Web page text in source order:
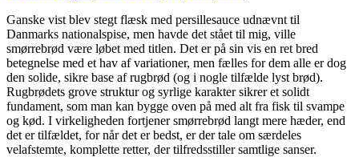
Ganske vist blev stegt flæsk med persillesauce udnævnt til
Danmarks nationalspise, men havde det stået til mig, ville
smørrebrød være løbet med titlen. Det er på sin vis en ret bred
betegnelse med et hav af variationer, men fælles for dem alle er dog
den solide, sikre base af rugbrød (og i nogle tilfælde lyst brød).
Rugbrødets grove struktur og syrlige karakter sikrer et solidt
fundament, som man kan bygge oven på med alt fra fisk til svampe
og kød. I virkeligheden fortjener smørrebrød langt mere hæder, end
det er tilfældet, for når det er bedst, er der tale om særdeles
velafstemte, komplette retter, der tilfredsstiller samtlige sanser.